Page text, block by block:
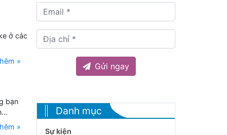
ở các
»
bạn
»
Gửi ngay
Danh mục
Sự kiện